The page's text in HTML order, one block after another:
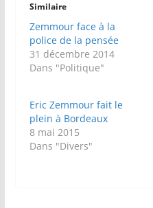
Similaire
Zemmour face à la
police de la pensée
31 décembre 2014
Dans "Politique"
Eric Zemmour fait le
plein à Bordeaux
8 mai 2015
Dans "Divers"